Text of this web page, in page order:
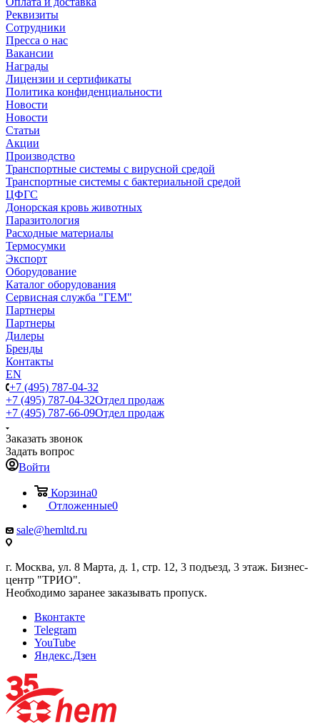
Реквизиты
Сотрудники
Пресса о нас
Вакансии
Награды
Лицензии и сертификаты
Политика конфиденциальности
Новости
Новости
Статьи
Акции
Производство
Транспортные системы с вирусной средой
Транспортные системы с бактериальной средой
ЦФГС
Донорская кровь животных
Паразитология
Расходные материалы
Термосумки
Экспорт
Оборудование
Каталог оборудования
Сервисная служба "ГЕМ"
Партнеры
Партнеры
Дилеры
Бренды
Контакты
EN
+7 (495) 787-04-32
+7 (495) 787-04-32Отдел продаж
+7 (495) 787-66-09Отдел продаж
Заказать звонок
Задать вопрос
Войти
Корзина0
Отложенные0
sale@hemltd.ru
г. Москва, ул. 8 Марта, д. 1, стр. 12, 3 подъезд, 3 этаж. Бизнес-
центр "ТРИО".
Необходимо заранее заказывать пропуск.
Вконтакте
Telegram
YouTube
Яндекс.Дзен